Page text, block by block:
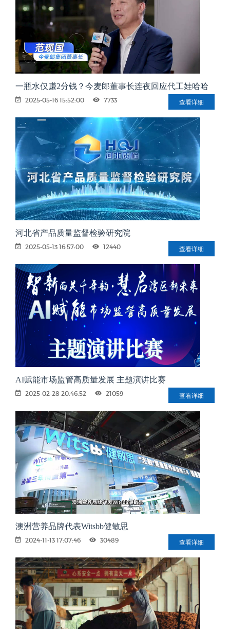
一瓶水仅赚2分钱？今麦郎董事长连夜回应代工娃哈哈
2025-05-16 15:52:00 7733 查看详细
河北省产品质量监督检验研究院
2025-05-13 16:57:00 12440 查看详细
AI赋能市场监管高质量发展 主题演讲比赛
2025-02-28 20:46:52 21059 查看详细
澳洲营养品牌代表Witsbb健敏思
2024-11-13 17:07:46 30489 查看详细